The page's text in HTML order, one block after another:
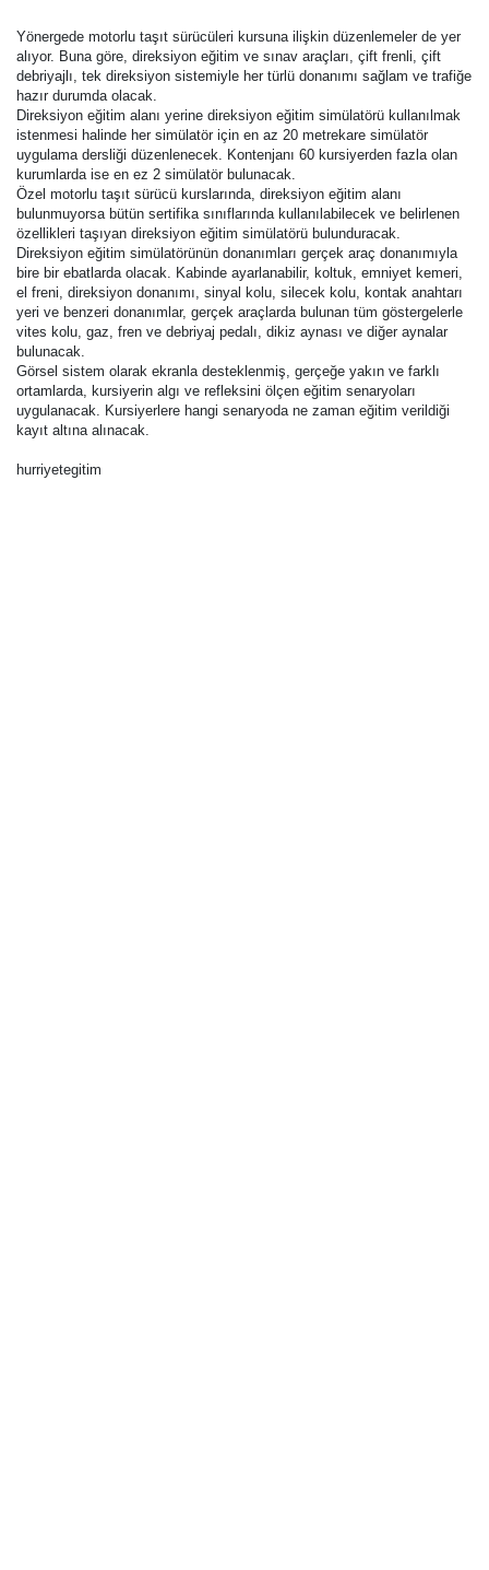
Yönergede motorlu taşıt sürücüleri kursuna ilişkin düzenlemeler de yer
alıyor. Buna göre, direksiyon eğitim ve sınav araçları, çift frenli, çift
debriyajlı, tek direksiyon sistemiyle her türlü donanımı sağlam ve trafiğe
hazır durumda olacak.
Direksiyon eğitim alanı yerine direksiyon eğitim simülatörü kullanılmak
istenmesi halinde her simülatör için en az 20 metrekare simülatör
uygulama dersliği düzenlenecek. Kontenjanı 60 kursiyerden fazla olan
kurumlarda ise en ez 2 simülatör bulunacak.
Özel motorlu taşıt sürücü kurslarında, direksiyon eğitim alanı
bulunmuyorsa bütün sertifika sınıflarında kullanılabilecek ve belirlenen
özellikleri taşıyan direksiyon eğitim simülatörü bulunduracak.
Direksiyon eğitim simülatörünün donanımları gerçek araç donanımıyla
bire bir ebatlarda olacak. Kabinde ayarlanabilir, koltuk, emniyet kemeri,
el freni, direksiyon donanımı, sinyal kolu, silecek kolu, kontak anahtarı
yeri ve benzeri donanımlar, gerçek araçlarda bulunan tüm göstergelerle
vites kolu, gaz, fren ve debriyaj pedalı, dikiz aynası ve diğer aynalar
bulunacak.
Görsel sistem olarak ekranla desteklenmiş, gerçeğe yakın ve farklı
ortamlarda, kursiyerin algı ve refleksini ölçen eğitim senaryoları
uygulanacak. Kursiyerlere hangi senaryoda ne zaman eğitim verildiği
kayıt altına alınacak.
hurriyetegitim